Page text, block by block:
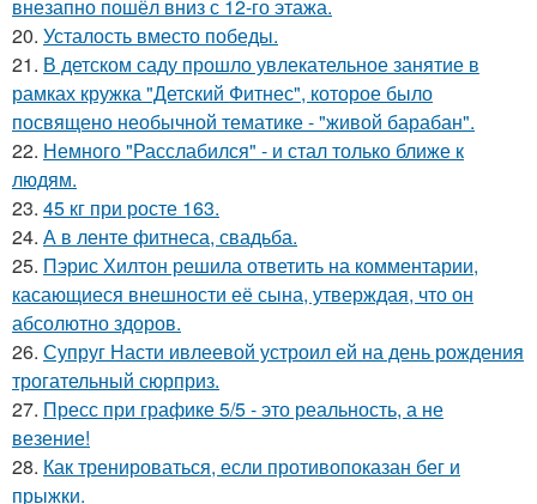
внезапно пошёл вниз с 12-го этажа.
20. Усталость вместо победы.
21. В детском саду прошло увлекательное занятие в
рамках кружка "Детский Фитнес", которое было
посвящено необычной тематике - "живой барабан".
22. Немного "Расслабился" - и стал только ближе к
людям.
23. 45 кг при росте 163.
24. А в ленте фитнеса, свадьба.
25. Пэрис Хилтон решила ответить на комментарии,
касающиеся внешности её сына, утверждая, что он
абсолютно здоров.
26. Супруг Насти ивлеевой устроил ей на день рождения
трогательный сюрприз.
27. Пресс при графике 5/5 - это реальность, а не
везение!
28. Как тренироваться, если противопоказан бег и
прыжки.